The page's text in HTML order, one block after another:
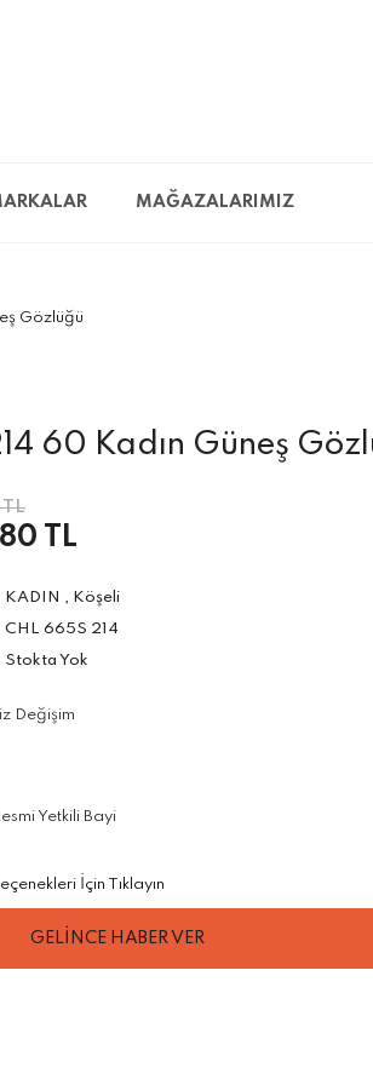
MAĞAZALARIMIZ
Gözlüğü
60 Kadın Güneş
TL
KADIN , Köşeli
CHL 665S 214
Stokta Yok
Değişim
Yetkili Bayi
İçin Tıklayın
GELİNCE HABER VER